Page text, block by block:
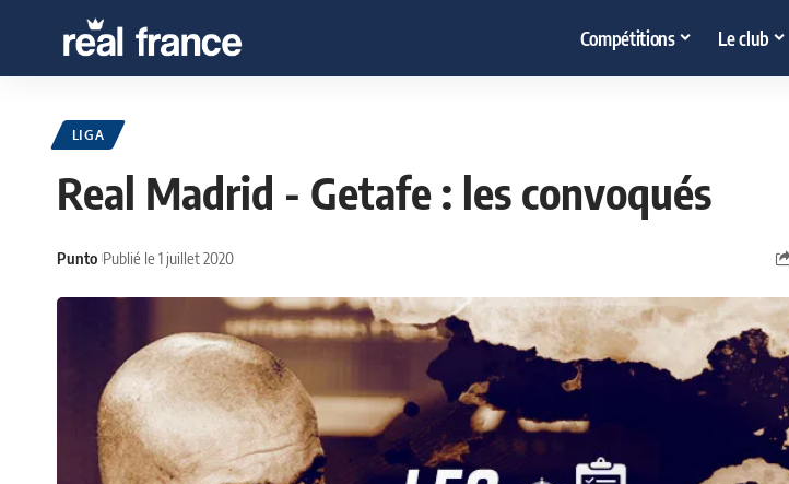
Compétitions Le club
LIGA
Real Madrid - Getafe : les convoqués
Punto Publié le 1 juillet 2020